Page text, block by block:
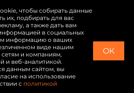
Карта сайта
чтобы собирать данные
их, подбирать для вас
а также дать вам
в социальных
информацию о ваших
виде нашим
и компаниям,
и веб-аналитикой.
данным сайтом, вы
на использование
с политикой
OK